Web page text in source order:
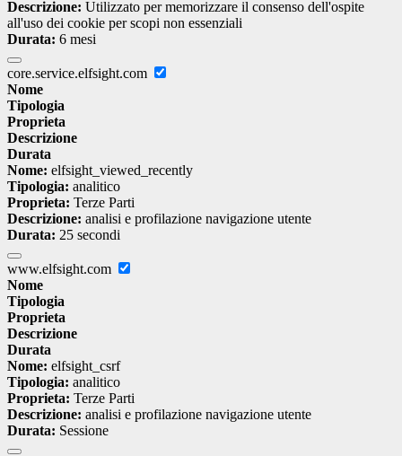
Descrizione: Utilizzato per memorizzare il consenso dell'ospite
all'uso dei cookie per scopi non essenziali
Durata: 6 mesi
core.service.elfsight.com
Nome
Tipologia
Proprieta
Descrizione
Durata
Nome: elfsight_viewed_recently
Tipologia: analitico
Proprieta: Terze Parti
Descrizione: analisi e profilazione navigazione utente
Durata: 25 secondi
www.elfsight.com
Nome
Tipologia
Proprieta
Descrizione
Durata
Nome: elfsight_csrf
Tipologia: analitico
Proprieta: Terze Parti
Descrizione: analisi e profilazione navigazione utente
Durata: Sessione